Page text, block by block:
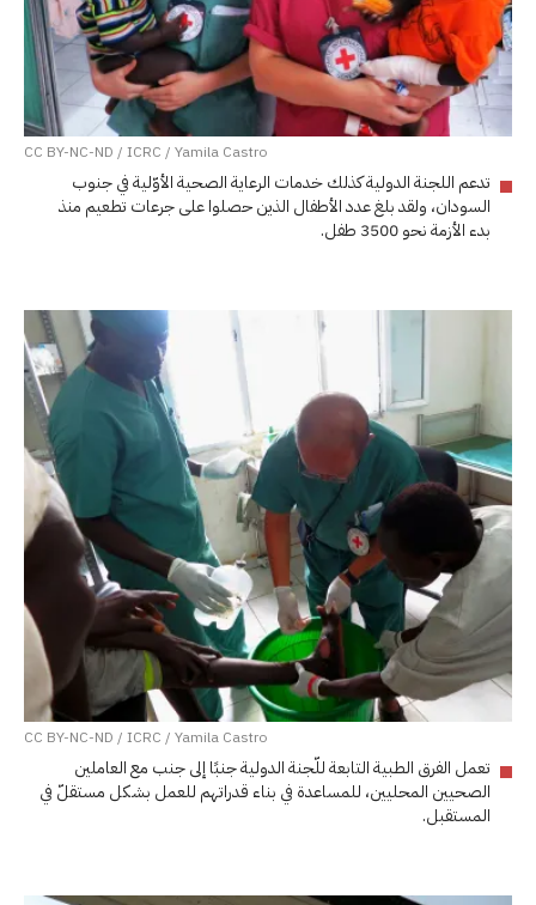
CC BY-NC-ND / ICRC / Yamila Castro
تدعم اللجنة الدولية كذلك خدمات الرعاية الصحية الأوّلية في جنوب
السودان، ولقد بلغ عدد الأطفال الذين حصلوا على جرعات تطعيم منذ
بدء الأزمة نحو 3500 طفل.
CC BY-NC-ND / ICRC / Yamila Castro
تعمل الفرق الطبية التابعة للّجنة الدولية جنبًا إلى جنب مع العاملين
الصحيين المحليين، للمساعدة في بناء قدراتهم للعمل بشكل مستقلّ في
المستقبل.